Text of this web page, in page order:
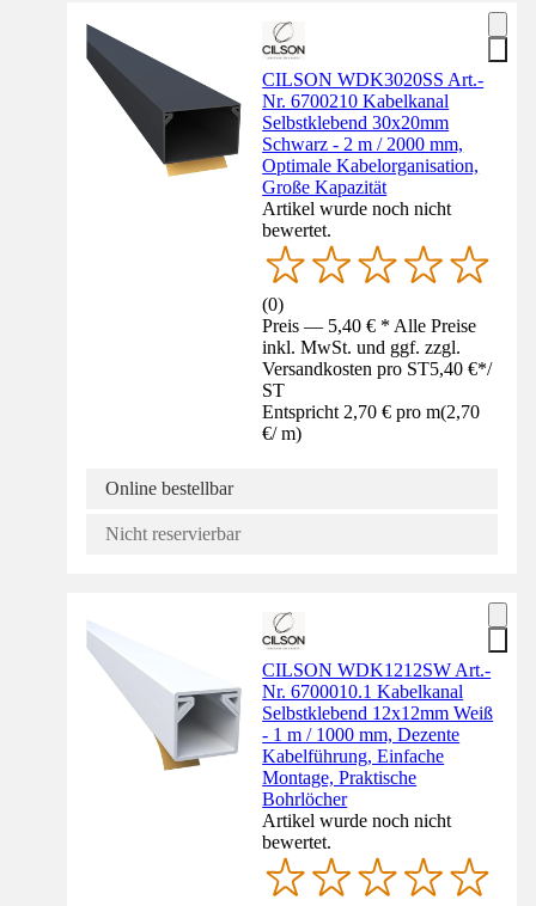
CILSON WDK3020SS Art.-
Nr. 6700210 Kabelkanal
Selbstklebend 30x20mm
Schwarz - 2 m / 2000 mm,
Optimale Kabelorganisation,
Große Kapazität
Artikel wurde noch nicht
bewertet.
(0)
Preis — 5,40 € * Alle Preise
inkl. MwSt. und ggf. zzgl.
Versandkosten pro ST5,40 €*/
ST
Entspricht 2,70 € pro m(2,70
€/ m)
Online bestellbar
Nicht reservierbar
CILSON WDK1212SW Art.-
Nr. 6700010.1 Kabelkanal
Selbstklebend 12x12mm Weiß
- 1 m / 1000 mm, Dezente
Kabelführung, Einfache
Montage, Praktische
Bohrlöcher
Artikel wurde noch nicht
bewertet.